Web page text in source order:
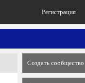
Регистрация
Создать сообщество